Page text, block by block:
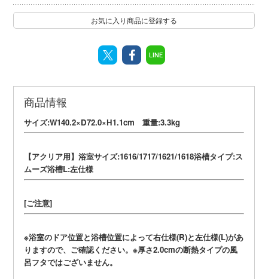
お気に入り商品に登録する
LINE
商品情報
サイズ:W140.2×D72.0×H1.1cm 重量:3.3kg
【アクリア用】浴室サイズ:1616/1717/1621/1618浴槽タイプ:ス
ムーズ浴槽L:左仕様
[ご注意]
※浴室のドア位置と浴槽位置によって右仕様(R)と左仕様(L)があ
りますので、ご確認ください。※厚さ2.0cmの断熱タイプの風
呂フタではございません。